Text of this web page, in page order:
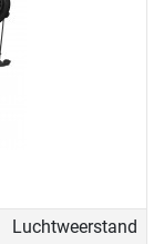
Luchtweerstand